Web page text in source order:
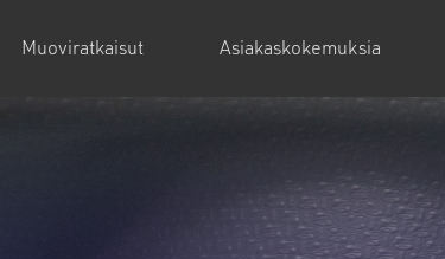
Muoviratkaisut Asiakaskokemuksia